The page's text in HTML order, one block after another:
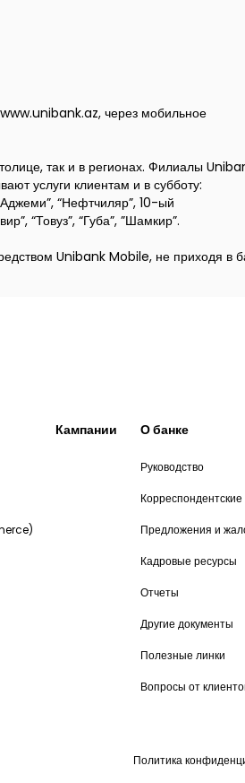
через мобильное
так и в регионах. Филиалы
услуги клиентам и в субботу:
“Нефтчиляр”, 10-ый
“Товуз”, “Губа”, ”Шамкир”.
Unibank Mobile, не приходя в
Кампании О банке
Руководство
Корреспондентские
Предложения и
Кадровые ресурсы
Отчеты
Другие документы
Полезные линки
Вопросы от
Политика